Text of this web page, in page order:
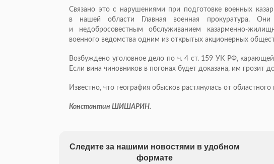
Связано это с нарушениями при подготовке военных
в нашей области Главная военная прокуратура. Они
и недобросовестным обслуживанием казарменно-
военного ведомства одним из открытых акционерных
Возбуждено уголовное дело по ч. 4 ст. 159 УК РФ,
Если вина чиновников в погонах будет доказана, им грозит
Известно, что география обысков растянулась от
Константин ШИШАРИН.
Следите за нашими новостями в удобном
формате